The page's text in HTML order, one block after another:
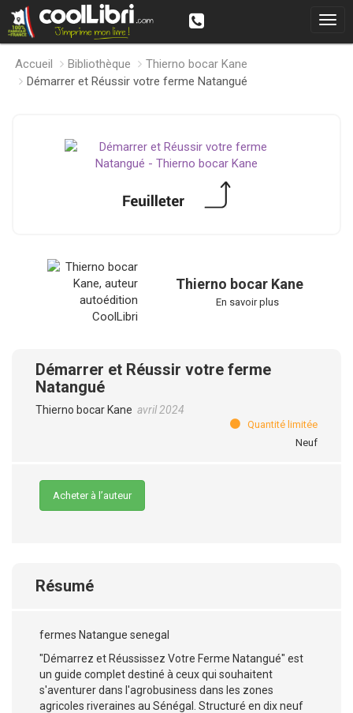
Accueil Bibliothèque
Thierno bocar Kane
Démarrer et Réussir votre ferme Natangué
Thierno bocar Kane
En savoir plus
Démarrer et Réussir votre ferme
Natangué
Thierno bocar Kane avril 2024
Quantité limitée
Neuf
Acheter à l’auteur
Résumé
fermes Natangue senegal
"Démarrez et Réussissez Votre Ferme Natangué" est
un guide complet destiné à ceux qui souhaitent
s'aventurer dans l'agrobusiness dans les zones
agricoles riveraines au Sénégal. Structuré en dix neuf